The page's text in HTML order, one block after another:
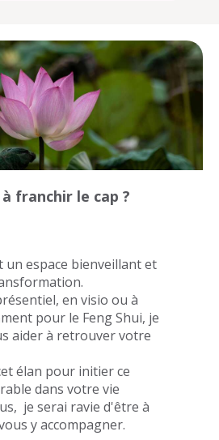
franchir le cap ?
un espace bienveillant et
en visio ou à
pour le Feng Shui, je
aider à retrouver votre
élan pour initier ce
dans votre vie
je serai ravie d'être à
y accompagner.